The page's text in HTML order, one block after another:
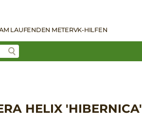
LAUFENDEN METERVK-HILFEN
HELIX 'HIBERNICA'